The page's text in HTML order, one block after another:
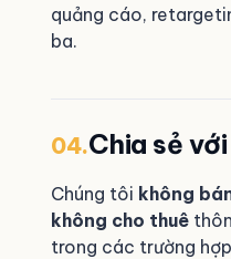
quảng cáo,
ba.
04.Chia sẻ
Chúng tôi không
không cho thuê
trong các trường